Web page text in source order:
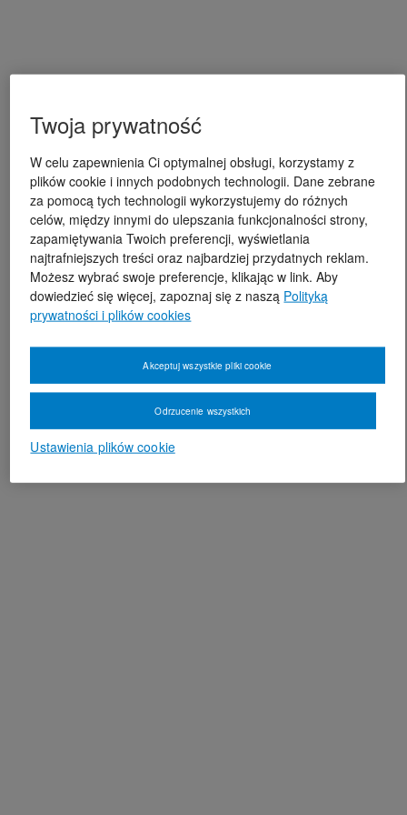
Twoja prywatność
W celu zapewnienia Ci optymalnej obsługi, korzystamy z
plików cookie i innych podobnych technologii. Dane zebrane
za pomocą tych technologii wykorzystujemy do różnych
celów, między innymi do ulepszania funkcjonalności strony,
zapamiętywania Twoich preferencji, wyświetlania
najtrafniejszych treści oraz najbardziej przydatnych reklam.
Możesz wybrać swoje preferencje, klikając w link. Aby
dowiedzieć się więcej, zapoznaj się z naszą Polityką
prywatności i plików cookies
Ustawienia plików cookie
Odrzucenie wszystkich
Akceptuj wszystkie pliki cookie